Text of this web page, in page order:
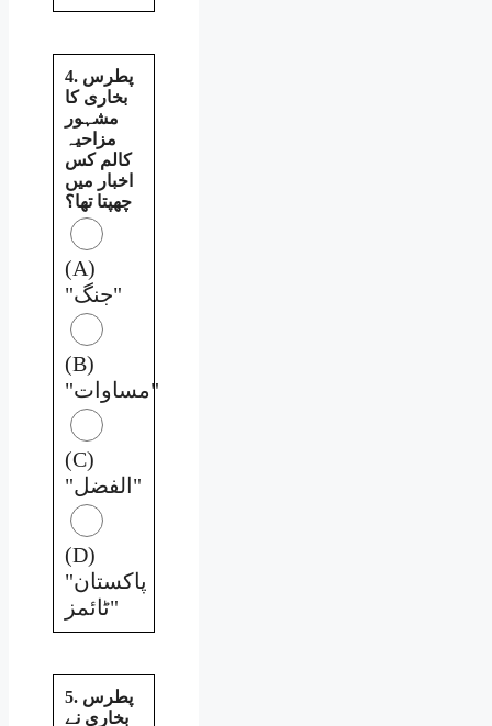
4. پطرس
بخاری کا
مشہور
مزاحیہ
کالم کس
اخبار میں
چھپتا تھا؟
(A)
"جنگ"
(B)
"مساوات"
(C)
"الفضل"
(D)
"پاکستان
ٹائمز"
5. پطرس
بخاری نے